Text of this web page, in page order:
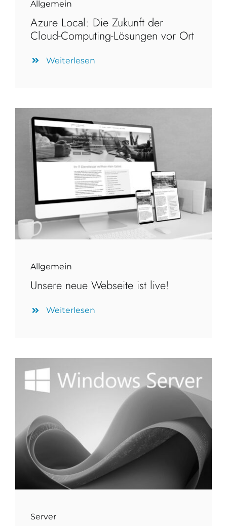
Allgemein
Azure Local: Die Zukunft der
Cloud-Computing-Lösungen vor Ort
Weiterlesen
Allgemein
Unsere neue Webseite ist live!
Weiterlesen
Server